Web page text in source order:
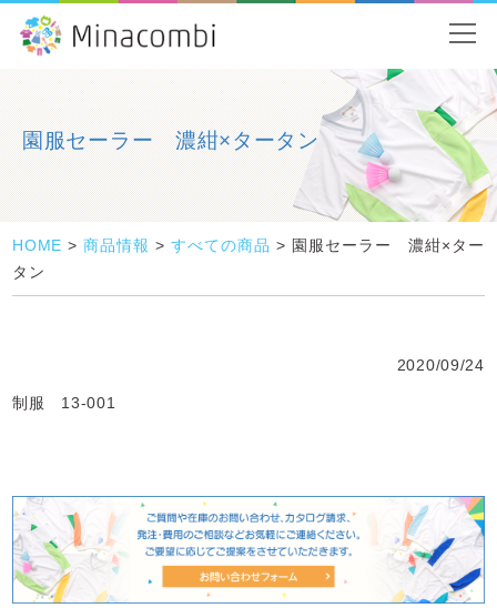
園服セーラー 濃紺×タータン
HOME > 商品情報 > すべての商品 > 園服セーラー 濃紺×ター
タン
2020/09/24
制服 13-001